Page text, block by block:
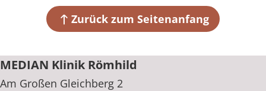
98630 RömhildZurück zum Seitenanfang
MEDIAN Klinik Römhild
Am Großen Gleichberg 2